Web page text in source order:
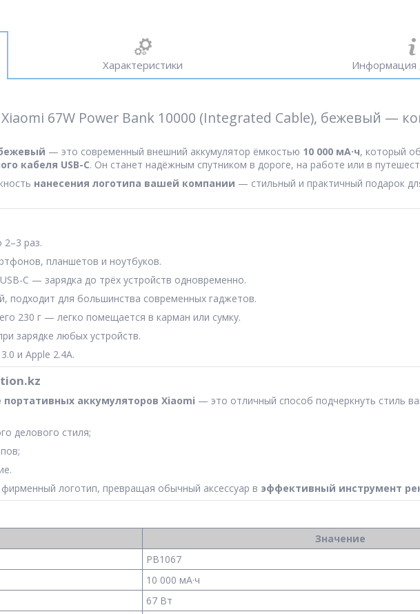
Характеристики Информация
67W Power Bank 10000 (Integrated Cable), бежевый —
— это современный внешний аккумулятор ёмкостью 10 000 мА·ч, который
кабеля USB-C. Он станет надёжным спутником в дороге, на работе или в
нанесения логотипа вашей компании — стильный и практичный подарок
раз.
планшетов и ноутбуков.
C — зарядка до трёх устройств одновременно.
подходит для большинства современных гаджетов.
230 г — легко помещается в карман или сумку.
зарядке любых устройств.
и Apple 2.4A.
аккумуляторов Xiaomi — это отличный способ подчеркнуть стиль
делового стиля;
логотип, превращая обычный аксессуар в эффективный инструмент
Значение
PB1067
10 000 мА·ч
67 Вт